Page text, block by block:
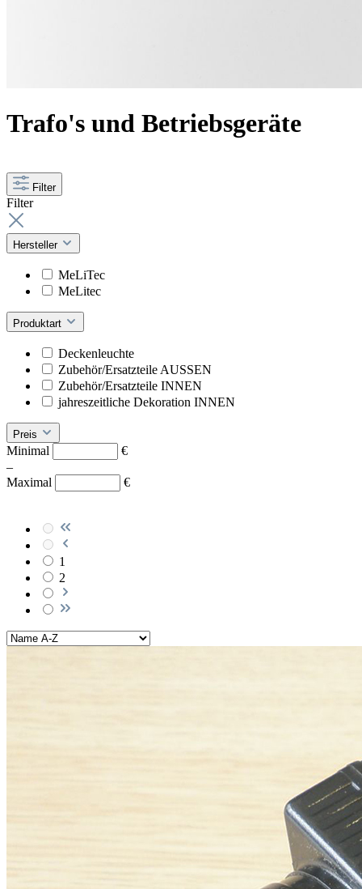
Trafo's und Betriebsgeräte
Filter
Filter
Hersteller
MeLiTec
MeLitec
Produktart
Deckenleuchte
Zubehör/Ersatzteile AUSSEN
Zubehör/Ersatzteile INNEN
jahreszeitliche Dekoration INNEN
Preis
Minimal
€
–
Maximal
€
1
2